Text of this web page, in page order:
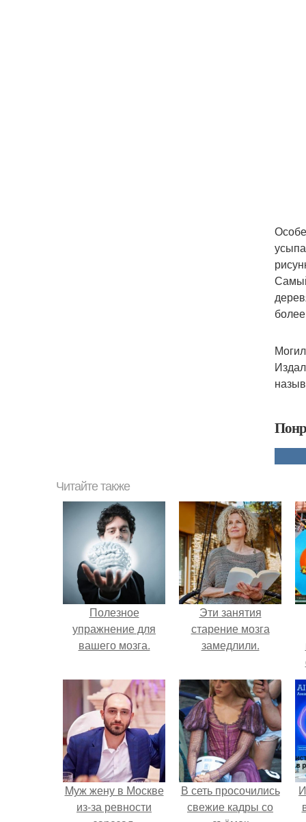
Читайте также
Полезное
упражнение для
вашего мозга.
Эти занятия
старение мозга
замедлили.
Mуж жену в Москве
из-за ревности
В сеть просочились
свежие кадры со